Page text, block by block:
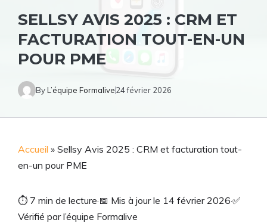
SELLSY AVIS 2025 : CRM ET
FACTURATION TOUT-EN-UN
POUR PME
ByL’équipe Formalive24 février 2026
Accueil » Sellsy Avis 2025 : CRM et facturation tout-
en-un pour PME
⏱ 7 min de lecture·📅 Mis à jour le 14 février 2026·✅
Vérifié par l’équipe Formalive